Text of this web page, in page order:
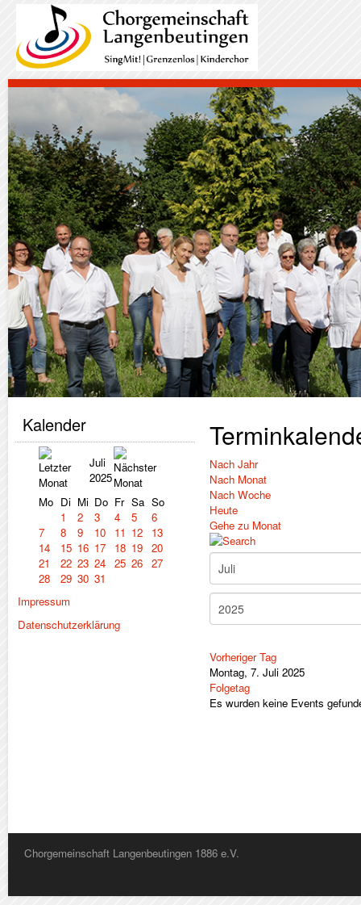
Kalender
Juli
2025
Mo Di Mi Do Fr Sa So
1
2 3 4 5
6
7
8 9 10 11 12
13
14
15 16 17 18 19
20
21
22 23 24 25 26
27
28
29 30 31
Impressum
Datenschutzerklärung
Nach Jahr
Nach Monat
Nach Woche
Heute
Gehe zu Monat
Vorheriger Tag
Montag, 7. Juli 2025
Folgetag
Es wurden keine Events
Chorgemeinschaft Langenbeutingen 1886 e.V.